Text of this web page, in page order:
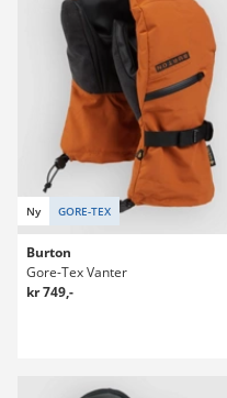
Ny GORE-TEX
Burton
Gore-Tex Vanter
kr 749,-